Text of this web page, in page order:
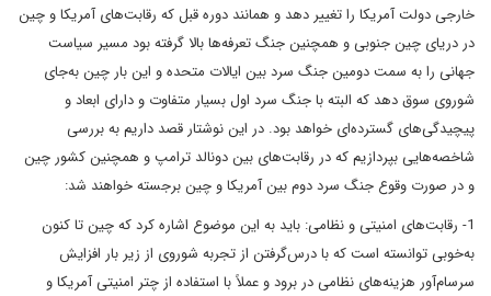
خارجی دولت آمریکا را تغییر دهد و همانند دوره قبل که رقابت‌های آمریکا و چین
در دریای چین جنوبی و همچنین جنگ تعرفه‌ها بالا گرفته بود مسیر سیاست
جهانی را به سمت دومین جنگ سرد بین ایالات متحده و این بار چین به‌جای
شوروی سوق دهد که البته با جنگ سرد اول بسیار متفاوت و دارای ابعاد و
پیچیدگی‌های گسترده‌ای خواهد بود. در این نوشتار قصد داریم به بررسی
شاخصه‌هایی بپردازیم که در رقابت‌های بین دونالد ترامپ و همچنین کشور چین
و در صورت وقوع جنگ سرد دوم بین آمریکا و چین برجسته خواهند شد:
1- رقابت‌های امنیتی و نظامی: باید به این موضوع اشاره کرد که چین تا کنون
به‌خوبی توانسته است که با درس‌گرفتن از تجربه شوروی از زیر بار افزایش
سرسام‌آور هزینه‌های نظامی در برود و عملاً با استفاده از چتر امنیتی آمریکا و